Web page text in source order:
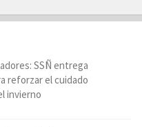
SSÑ entrega
reforzar el cuidado
invierno